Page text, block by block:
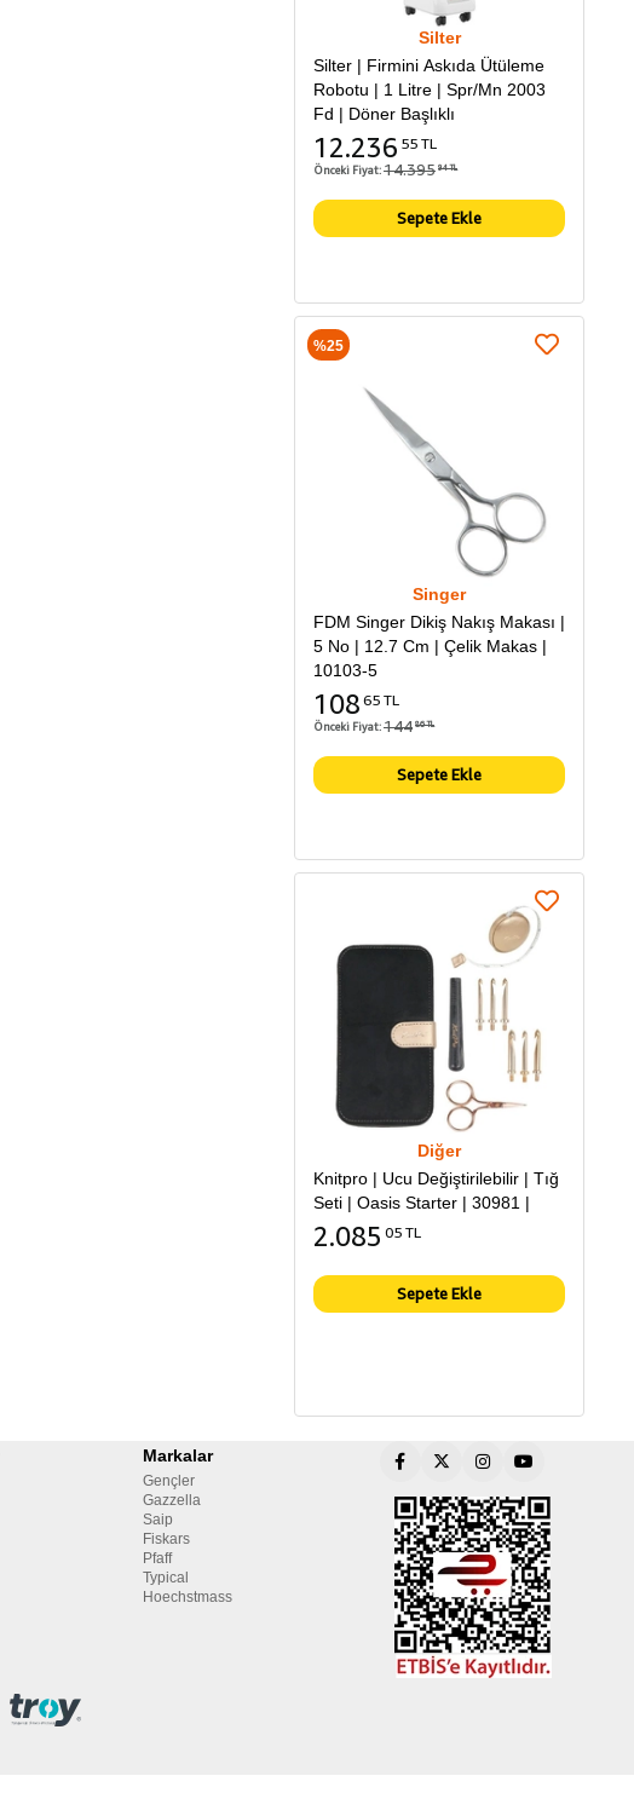
Silter
Silter | Firmini Askıda Ütüleme
Robotu | 1 Litre | Spr/Mn 2003
Fd | Döner Başlıklı
12.236 55 TL
Önceki Fiyat:14.395 94 TL
Sepete Ekle
Singer
FDM Singer Dikiş Nakış Makası |
5 No | 12.7 Cm | Çelik Makas |
10103-5
108 65 TL
Önceki Fiyat:144 86 TL
Sepete Ekle
%25
Diğer
Knitpro | Ucu Değiştirilebilir | Tığ
Seti | Oasis Starter | 30981 |
2.085 05 TL
Sepete Ekle
Markalar
Gençler
Gazzella
Saip
Fiskars
Pfaff
Typical
Hoechstmass